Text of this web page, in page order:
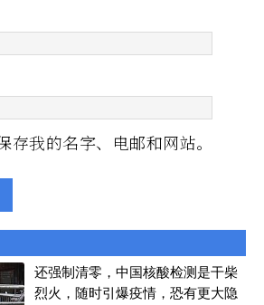
存我的名字、电邮和网站。
还强制清零，中国核酸检测是干柴
烈火，随时引爆疫情，恐有更大隐